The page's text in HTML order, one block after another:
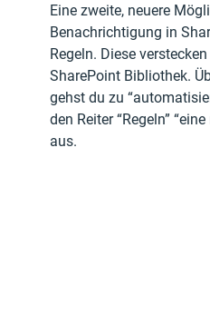
Eine zweite, neuere
Benachrichtigung in
Regeln. Diese
SharePoint Bibliothek.
gehst du zu
den Reiter “Regeln”
aus.